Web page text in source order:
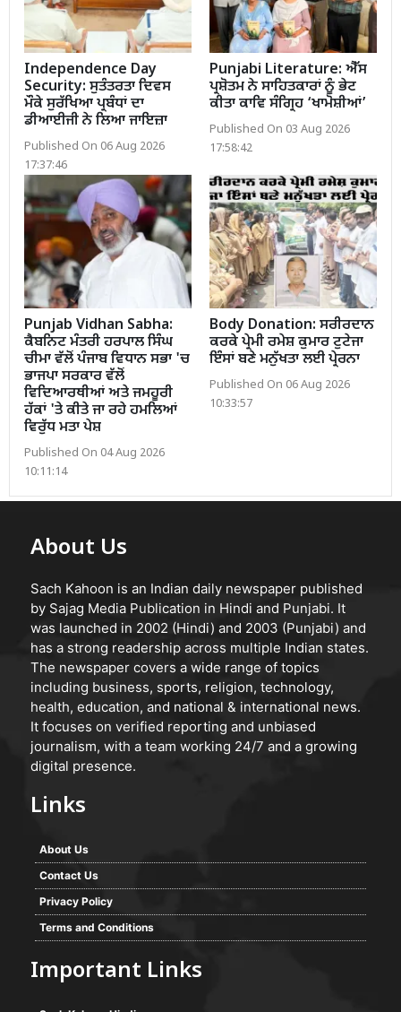
Independence Day
Security: ਸੁਤੰਤਰਤਾ ਦਿਵਸ
ਮੌਕੇ ਸੁਰੱਖਿਆ ਪ੍ਰਬੰਧਾਂ ਦਾ
ਡੀਆਈਜੀ ਨੇ ਲਿਆ ਜਾਇਜ਼ਾ
Published On 06 Aug 2026
17:37:46
Punjabi Literature: ਐੱਸ
ਪ੍ਰਸ਼ੋਤਮ ਨੇ ਸਾਹਿਤਕਾਰਾਂ ਨੂੰ ਭੇਟ
ਕੀਤਾ ਕਾਵਿ ਸੰਗ੍ਰਿਹ ‘ਖਾਮੋਸ਼ੀਆਂ’
Published On 03 Aug 2026
17:58:42
Punjab Vidhan Sabha:
ਕੈਬਨਿਟ ਮੰਤਰੀ ਹਰਪਾਲ ਸਿੰਘ
ਚੀਮਾ ਵੱਲੋਂ ਪੰਜਾਬ ਵਿਧਾਨ ਸਭਾ 'ਚ
ਭਾਜਪਾ ਸਰਕਾਰ ਵੱਲੋਂ
ਵਿਦਿਆਰਥੀਆਂ ਅਤੇ ਜਮਹੂਰੀ
ਹੱਕਾਂ 'ਤੇ ਕੀਤੇ ਜਾ ਰਹੇ ਹਮਲਿਆਂ
ਵਿਰੁੱਧ ਮਤਾ ਪੇਸ਼
Published On 04 Aug 2026
10:11:14
Body Donation: ਸਰੀਰਦਾਨ
ਕਰਕੇ ਪ੍ਰੇਮੀ ਰਮੇਸ਼ ਕੁਮਾਰ ਟੁਟੇਜਾ
ਇੰਸਾਂ ਬਣੇ ਮਨੁੱਖਤਾ ਲਈ ਪ੍ਰੇਰਨਾ
Published On 06 Aug 2026
10:33:57
About Us
Sach Kahoon is an Indian daily newspaper published
by Sajag Media Publication in Hindi and Punjabi. It
was launched in 2002 (Hindi) and 2003 (Punjabi) and
has a strong readership across multiple Indian states.
The newspaper covers a wide range of topics
including business, sports, religion, technology,
health, education, and national & international news.
It focuses on verified reporting and unbiased
journalism, with a team working 24/7 and a growing
digital presence.
Links
About Us
Contact Us
Privacy Policy
Terms and Conditions
Important Links